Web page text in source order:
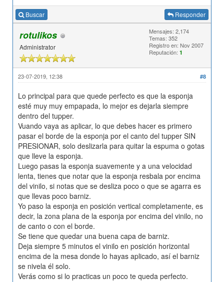
Buscar Responder
rotulikos
Administrator
Mensajes: 2,174
Temas: 352
Registro en: Nov 2007
Reputación: 1
#8
23-07-2019, 12:38
Lo principal para que quede perfecto es que la esponja
esté muy muy empapada, lo mejor es dejarla siempre
dentro del tupper.
Vuando vaya as aplicar, lo que debes hacer es primero
pasar el borde de la esponja por el canto del tupper SIN
PRESIONAR, solo deslizarla para quitar la espuma o gotas
que lleve la esponja.
Luego pasas la esponja suavemente y a una velocidad
lenta, tienes que notar que la esponja resbala por encima
del vinilo, si notas que se desliza poco o que se agarra es
que llevas poco barniz.
Yo paso la esponja en posición vertical completamente, es
decir, la zona plana de la esponja por encima del vinilo, no
de canto o con el borde.
Se tiene que quedar una buena capa de barniz.
Deja siempre 5 minutos el vinilo en posición horizontal
encima de la mesa donde lo hayas aplicado, así el barniz
se nivela él solo.
Verás como si lo practicas un poco te queda perfecto.